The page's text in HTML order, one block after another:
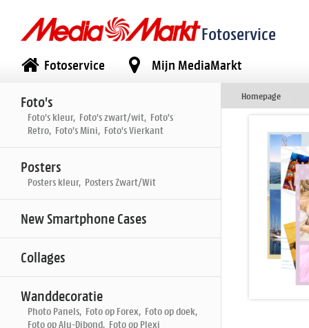
Fotoservice
Fotoservice Mijn MediaMarkt
Foto's
Foto's kleur, Foto's zwart/wit, Foto's
Retro, Foto's Mini, Foto's Vierkant
Posters
Posters kleur, Posters Zwart/Wit
New Smartphone Cases
Collages
Wanddecoratie
Photo Panels, Foto op Forex, Foto op doek,
Foto op Alu-Dibond, Foto op Plexi
Homepage